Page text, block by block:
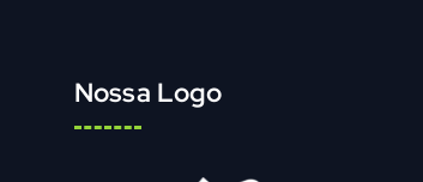
Nossa Logo